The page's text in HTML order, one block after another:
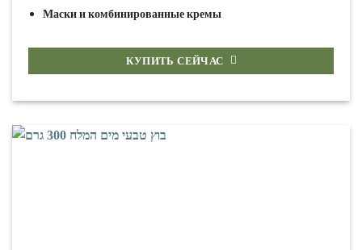
Маски и комбинированные кремы
КУПИТЬ СЕЙЧАС